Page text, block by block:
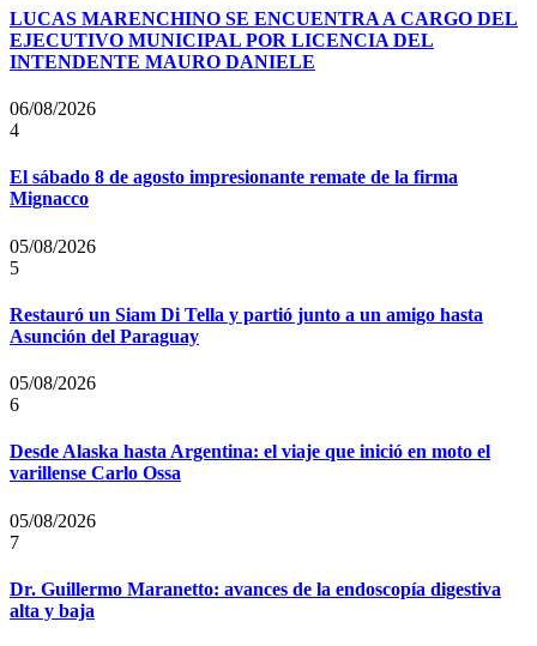
LUCAS MARENCHINO SE ENCUENTRA A CARGO DEL
EJECUTIVO MUNICIPAL POR LICENCIA DEL
INTENDENTE MAURO DANIELE
06/08/2026
4
El sábado 8 de agosto impresionante remate de la firma
Mignacco
05/08/2026
5
Restauró un Siam Di Tella y partió junto a un amigo hasta
Asunción del Paraguay
05/08/2026
6
Desde Alaska hasta Argentina: el viaje que inició en moto el
varillense Carlo Ossa
05/08/2026
7
Dr. Guillermo Maranetto: avances de la endoscopía digestiva
alta y baja